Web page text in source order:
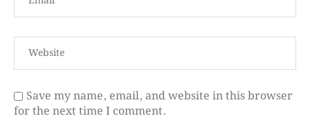
Save my name, email, and website in this browser
for the next time I comment.